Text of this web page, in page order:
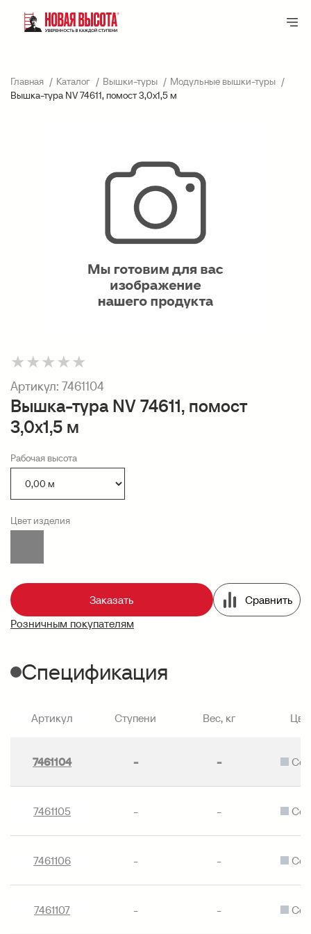
Главная Каталог Вышки-туры
Модульные вышки-туры
Вышка-тура NV 74611, помост 3,0х1,5 м
★★★★★
Артикул: 7461104
Вышка-тура NV 74611, помост
3,0х1,5 м
Рабочая высота
Цвет изделия
Заказать
Сравнить
Розничным покупателям
Спецификация
Артикул Ступени Вес, кг
7461104 - -
7461105 - -
7461106 - -
7461107 - -